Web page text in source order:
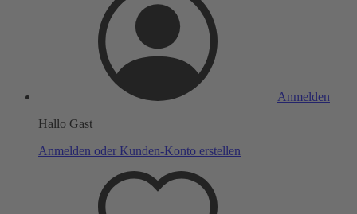
Anmelden
Hallo Gast
Anmelden oder Kunden-Konto erstellen